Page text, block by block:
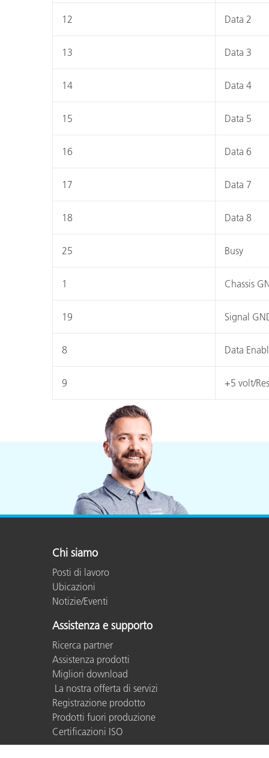
12 Data 2
13 Data 3
14 Data 4
15 Data 5
16 Data 6
17 Data 7
18 Data 8
25 Busy
1 Chassis
19 Signal
8 Data
9 +5 volt/
Chi siamo
Posti di lavoro
Ubicazioni
Notizie/Eventi
Assistenza e supporto
Ricerca partner
Assistenza prodotti
Migliori download
La nostra offerta di servizi
Registrazione prodotto
Prodotti fuori produzione
Certificazioni ISO